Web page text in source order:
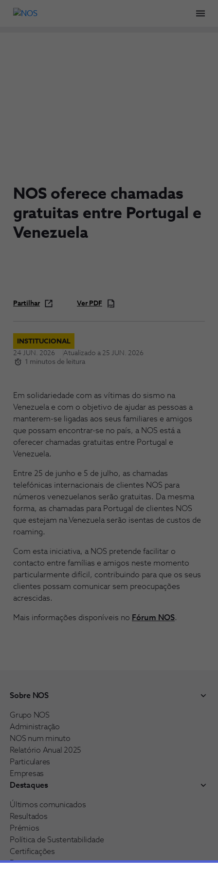
NOS oferece chamadas
gratuitas entre Portugal e
Venezuela
Partilhar Ver PDF
INSTITUCIONAL
24 JUN. 2026
Atualizado a 25 JUN. 2026
1 minutos de leitura
Em solidariedade com as vítimas do sismo na
Venezuela e com o objetivo de ajudar as pessoas a
manterem-se ligadas aos seus familiares e amigos
que possam encontrar-se no país, a NOS está a
oferecer chamadas gratuitas entre Portugal e
Venezuela.
Entre 25 de junho e 5 de julho, as chamadas
telefónicas internacionais de clientes NOS para
números venezuelanos serão gratuitas. Da mesma
forma, as chamadas para Portugal de clientes NOS
que estejam na Venezuela serão isentas de custos de
roaming.
Com esta iniciativa, a NOS pretende facilitar o
contacto entre famílias e amigos neste momento
particularmente difícil, contribuindo para que os seus
clientes possam comunicar sem preocupações
acrescidas.
Mais informações disponíveis no Fórum NOS.
Sobre NOS
Grupo NOS
Administração
NOS num minuto
Relatório Anual 2025
Particulares
Empresas
Destaques
Últimos comunicados
Resultados
Prémios
Política de Sustentabilidade
Certificações
Pessoas